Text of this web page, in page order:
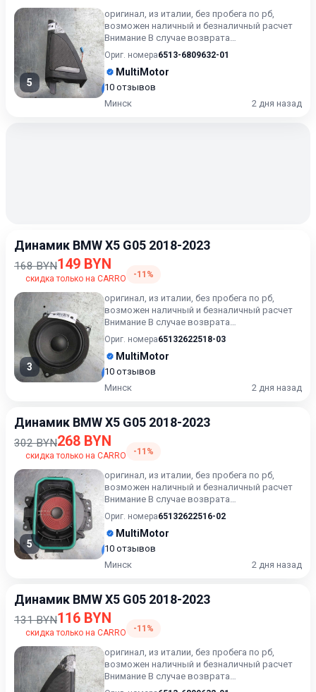
5
оригинал, из италии, без пробега по рб,
возможен наличный и безналичный расчет
Внимание В случае возврата
приобретённого товара, затраты кли...
Ориг. номера6513-6809632-01
MultiMotor
10 отзывов
Минск
2 дня назад
Динамик BMW X5 G05 2018-2023
168 BYN149 BYN
скидка только на CARRO -11%
3
оригинал, из италии, без пробега по рб,
возможен наличный и безналичный расчет
Внимание В случае возврата
приобретённого товара, затраты кли...
Ориг. номера65132622518-03
MultiMotor
10 отзывов
Минск
2 дня назад
Динамик BMW X5 G05 2018-2023
302 BYN268 BYN
скидка только на CARRO -11%
5
оригинал, из италии, без пробега по рб,
возможен наличный и безналичный расчет
Внимание В случае возврата
приобретённого товара, затраты кли...
Ориг. номера65132622516-02
MultiMotor
10 отзывов
Минск
2 дня назад
Динамик BMW X5 G05 2018-2023
131 BYN116 BYN
скидка только на CARRO -11%
оригинал, из италии, без пробега по рб,
возможен наличный и безналичный расчет
Внимание В случае возврата
приобретённого товара, затраты кли...